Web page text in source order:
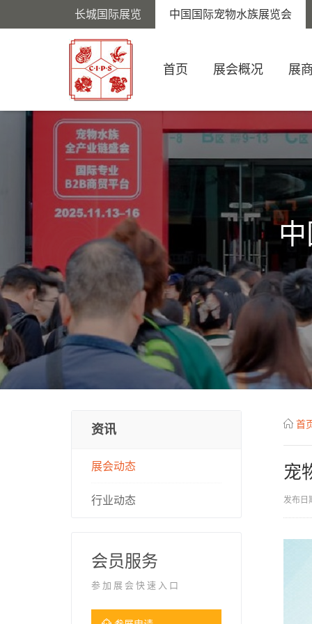
长城国际展览 中国国际宠物水族展览会
首页 展会概况 展
首
宠
发布日
资讯
展会动态
行业动态
会员服务
参加展会快速入口